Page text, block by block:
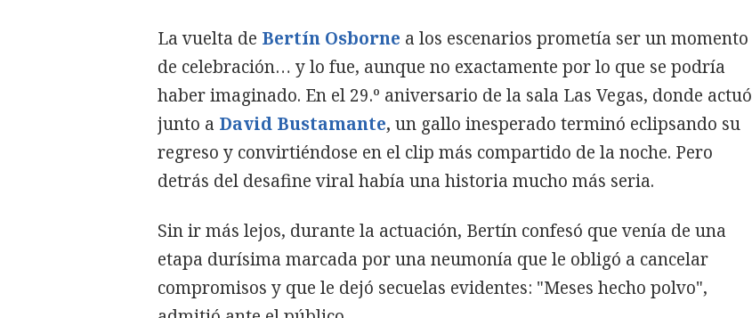
La vuelta de Bertín Osborne a los escenarios prometía ser un momento
de celebración… y lo fue, aunque no exactamente por lo que se podría
haber imaginado. En el 29.º aniversario de la sala Las Vegas, donde actuó
junto a David Bustamante, un gallo inesperado terminó eclipsando su
regreso y convirtiéndose en el clip más compartido de la noche. Pero
detrás del desafine viral había una historia mucho más seria.
Sin ir más lejos, durante la actuación, Bertín confesó que venía de una
etapa durísima marcada por una neumonía que le obligó a cancelar
compromisos y que le dejó secuelas evidentes: "Meses hecho polvo",